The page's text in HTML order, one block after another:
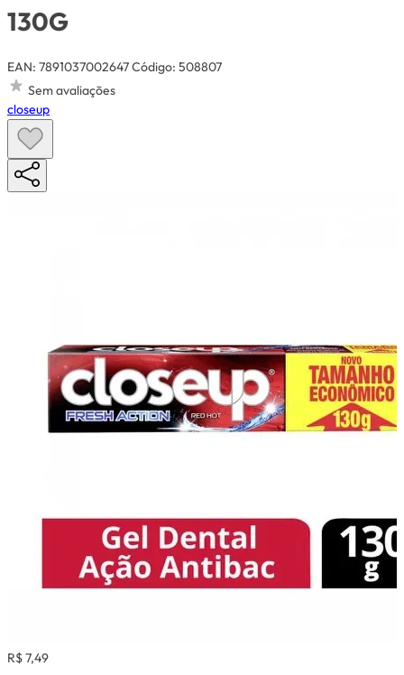
130G
EAN: 7891037002647Código: 508807
Sem avaliações
closeup
R$ 7,49